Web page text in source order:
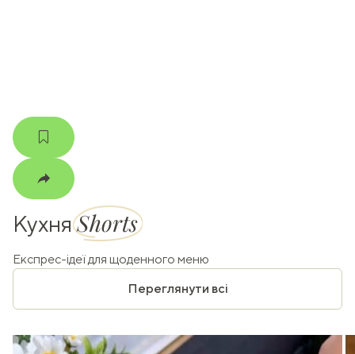
КухняShorts
Експрес-ідеї для щоденного меню
Переглянути всі